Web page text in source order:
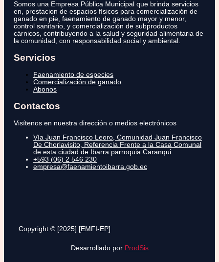
Somos una Empresa Pública Municipal que brinda servicios
en, prestacion de espacios físicos para comercialización de
ganado en pie, faenamiento de ganado mayor y menor,
control sanitario, y comercialización de subproductos
cárnicos, contribuyendo a la salud y seguridad alimentaria de
la comunidad, con responsabilidad social y ambiental.
Servicios
Faenamiento de especies
Comercialización de ganado
Abonos
Contactos
Visítenos en nuestra dirección o medios electrónicos
Vía Juan Francisco Leoro, Comunidad Juan Francisco
De Chorlavisito, Referencia Frente a la Casa Comunal
de esta ciudad de Ibarra parroquia Caranqui
+593 (06) 2 546 230
empresa@faenamientoibarra.gob.ec
Copyright © [2025] [EMFI-EP]
Desarrollado por ProdSis